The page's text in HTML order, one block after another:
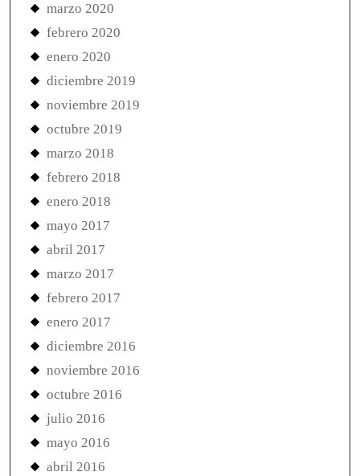
marzo 2020
febrero 2020
enero 2020
diciembre 2019
noviembre 2019
octubre 2019
marzo 2018
febrero 2018
enero 2018
mayo 2017
abril 2017
marzo 2017
febrero 2017
enero 2017
diciembre 2016
noviembre 2016
octubre 2016
julio 2016
mayo 2016
abril 2016